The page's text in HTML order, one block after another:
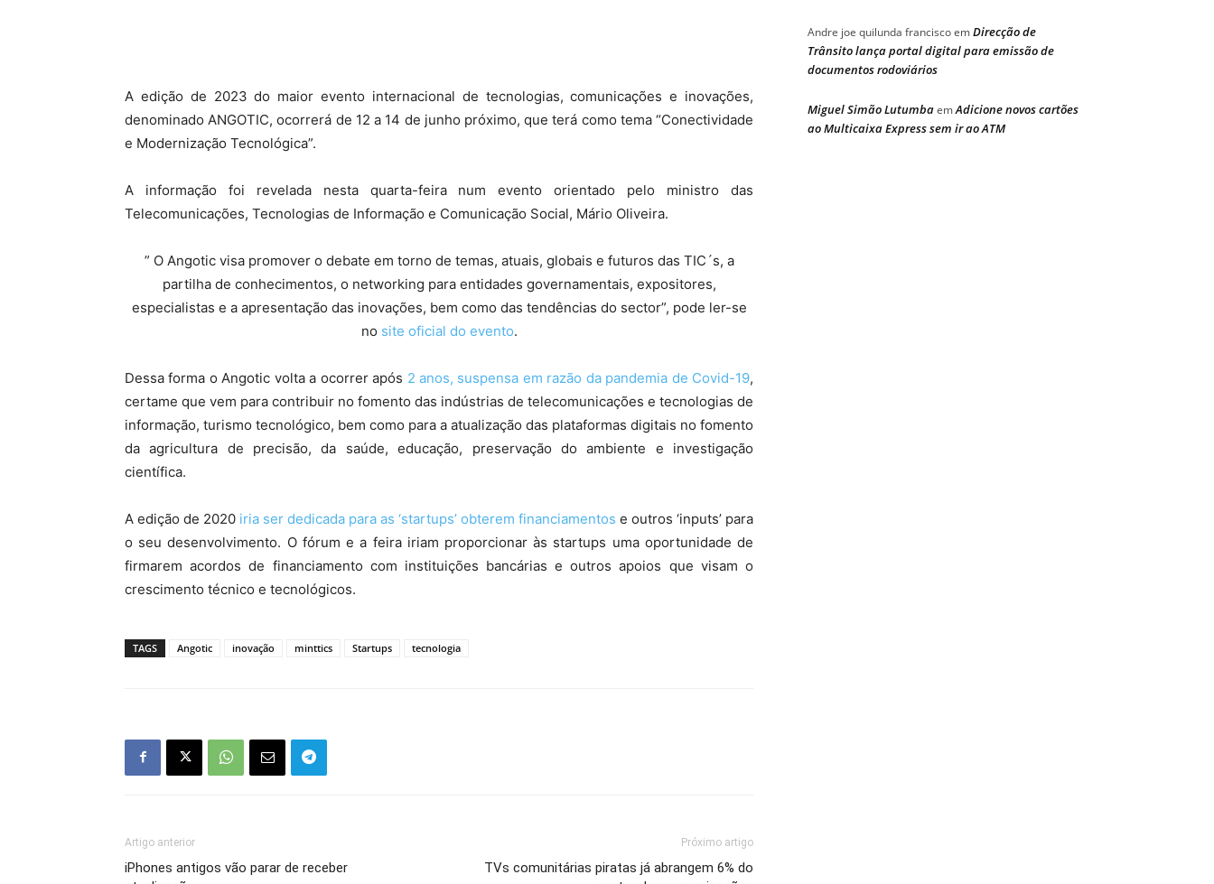
A edição de 2023 do maior evento internacional de tecnologias, comunicações e inovações,
denominado ANGOTIC, ocorrerá de 12 a 14 de junho próximo, que terá como tema “Conectividade
e Modernização Tecnológica”.
A informação foi revelada nesta quarta-feira num evento orientado pelo ministro das
Telecomunicações, Tecnologias de Informação e Comunicação Social, Mário Oliveira.
” O Angotic visa promover o debate em torno de temas, atuais, globais e futuros das TIC´s, a
partilha de conhecimentos, o networking para entidades governamentais, expositores,
especialistas e a apresentação das inovações, bem como das tendências do sector”, pode ler-se
no site oficial do evento.
Dessa forma o Angotic volta a ocorrer após 2 anos, suspensa em razão da pandemia de Covid-19,
certame que vem para contribuir no fomento das indústrias de telecomunicações e tecnologias de
informação, turismo tecnológico, bem como para a atualização das plataformas digitais no fomento
da agricultura de precisão, da saúde, educação, preservação do ambiente e investigação
científica.
A edição de 2020 iria ser dedicada para as ‘startups’ obterem financiamentos e outros ‘inputs’ para
o seu desenvolvimento. O fórum e a feira iriam proporcionar às startups uma oportunidade de
firmarem acordos de financiamento com instituições bancárias e outros apoios que visam o
crescimento técnico e tecnológicos.
TAGS Angotic inovação minttics Startups tecnologia
Artigo anterior
iPhones antigos vão parar de receber
Próximo artigo
TVs comunitárias piratas já abrangem 6% do
Andre joe quilunda franciscoemDirecção de
Trânsito lança portal digital para emissão de
documentos rodoviários
Miguel Simão LutumbaemAdicione novos cartões
ao Multicaixa Express sem ir ao ATM